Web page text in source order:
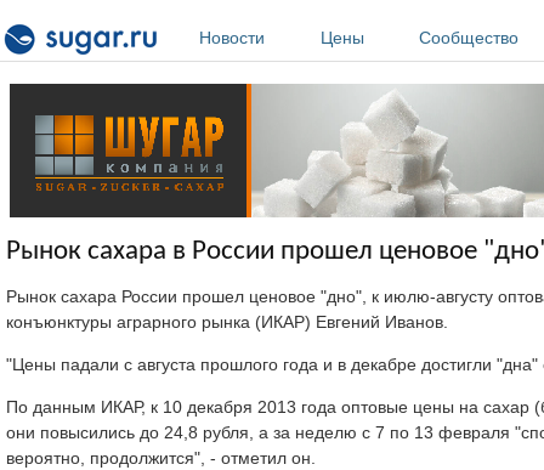
Новости
Цены Сообщество
Рынок сахара в России прошел ценовое
Рынок сахара России прошел ценовое "дно", к июлю-августу
конъюнктуры аграрного рынка (ИКАР) Евгений Иванов.
"Цены падали с августа прошлого года и в декабре достигли
По данным ИКАР, к 10 декабря 2013 года оптовые цены на сахар
они повысились до 24,8 рубля, а за неделю с 7 по 13 февраля
вероятно, продолжится", - отметил он.